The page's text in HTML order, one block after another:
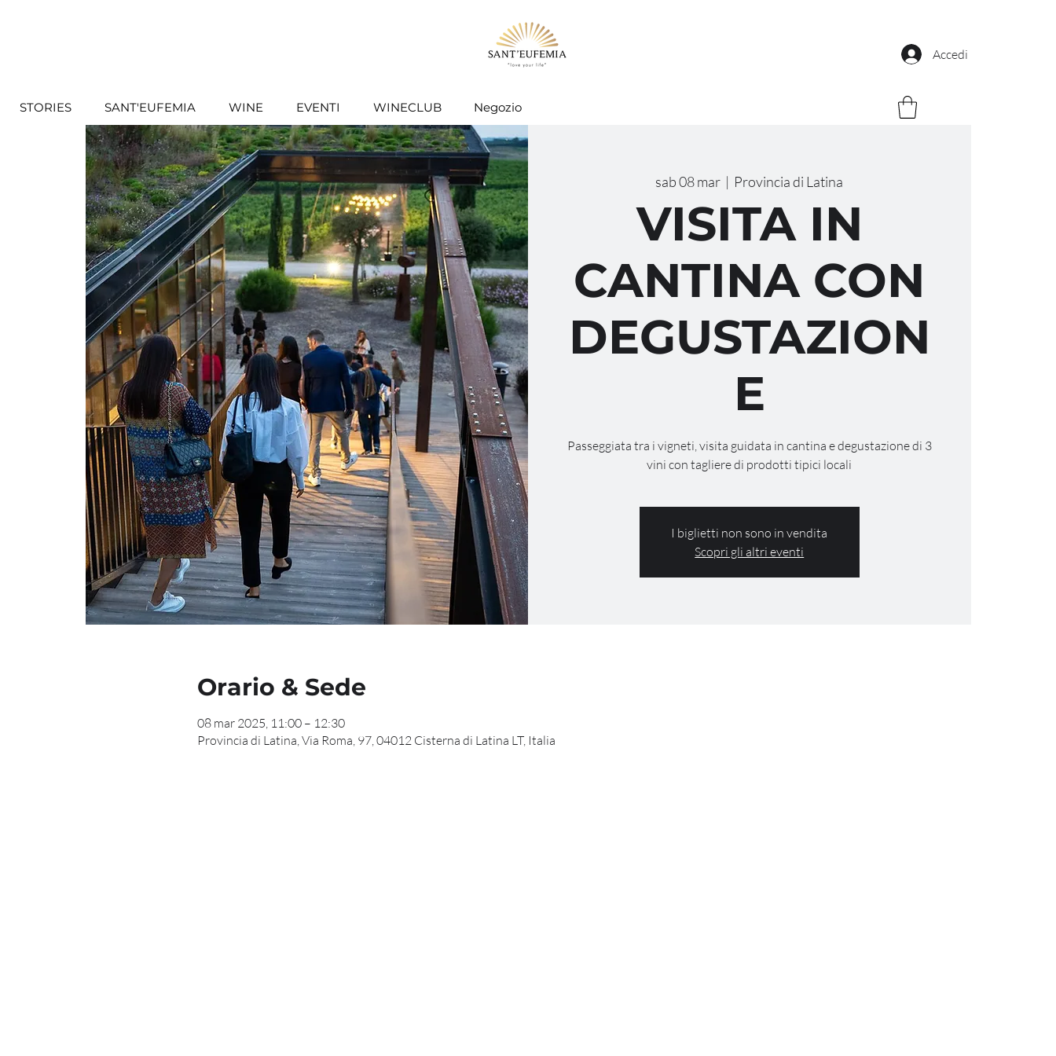
Accedi
STORIES SANT'EUFEMIA WINE EVENTI WINECLUB Negozio
sab 08 mar
  |
Provincia di Latina
VISITA IN
CANTINA CON
DEGUSTAZION
E
Passeggiata tra i vigneti, visita guidata in cantina e degustazione di 3
vini con tagliere di prodotti tipici locali
I biglietti non sono in vendita
Scopri gli altri eventi
Orario & Sede
08 mar 2025, 11:00 – 12:30
Provincia di Latina, Via Roma, 97, 04012 Cisterna di Latina LT, Italia